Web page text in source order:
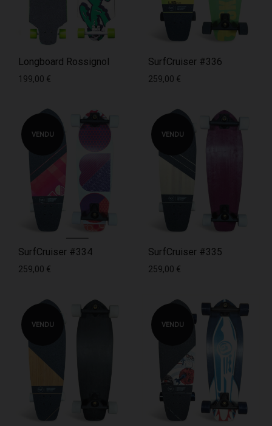
Longboard Rossignol
199,00 €
SurfCruiser #336
259,00 €
VENDU
SurfCruiser #334
259,00 €
VENDU
SurfCruiser #335
259,00 €
VENDU VENDU